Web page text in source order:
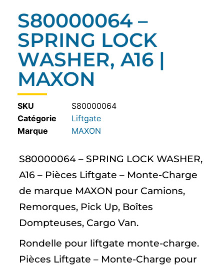
S80000064 –
SPRING LOCK
WASHER, A16 |
MAXON
SKU
S80000064
Catégorie
Liftgate
MAXON
S80000064 – SPRING LOCK WASHER,
A16 – Pièces Liftgate – Monte-Charge
de marque MAXON pour Camions,
Remorques, Pick Up, Boîtes
Dompteuses, Cargo Van.
Rondelle pour liftgate monte-charge.
Pièces Liftgate – Monte-Charge pour